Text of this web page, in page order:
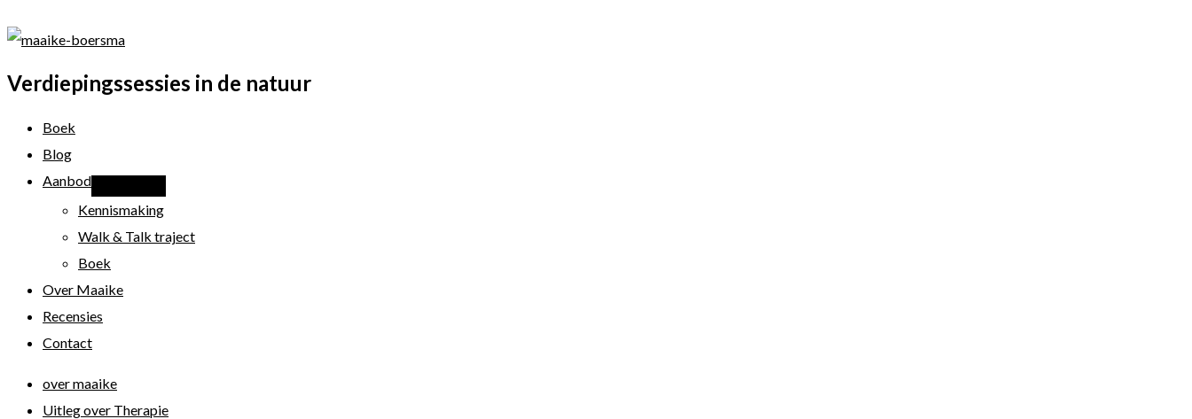
Verdiepingssessies in de natuur
Boek
Blog
Aanbod
Kennismaking
Walk & Talk traject
Boek
Over Maaike
Recensies
Contact
over maaike
Uitleg over Therapie